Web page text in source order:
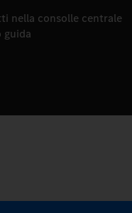
nella consolle centrale
guida